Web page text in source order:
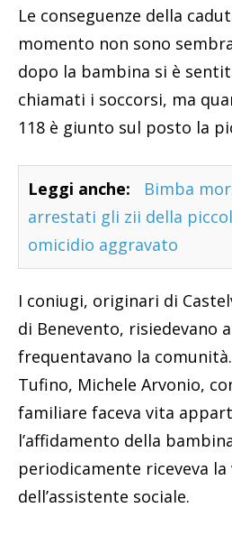
Le conseguenze della
momento non sono
dopo la bambina si è
chiamati i soccorsi, ma
118 è giunto sul posto la
Leggi anche:
Bimba
arrestati gli zii della
omicidio aggravato
I coniugi, originari di
di Benevento, risiedevano
frequentavano la
Tufino, Michele Arvonio,
familiare faceva vita
l’affidamento della
periodicamente riceveva la
dell’assistente sociale.